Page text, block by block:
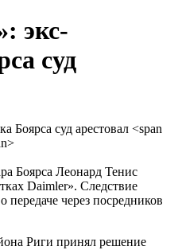
экс-
суд
Боярса Леонард Тенис
Daimler». Следствие
передаче через посредников
Риги принял решение